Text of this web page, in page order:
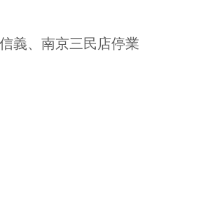
義、南京三民店停業